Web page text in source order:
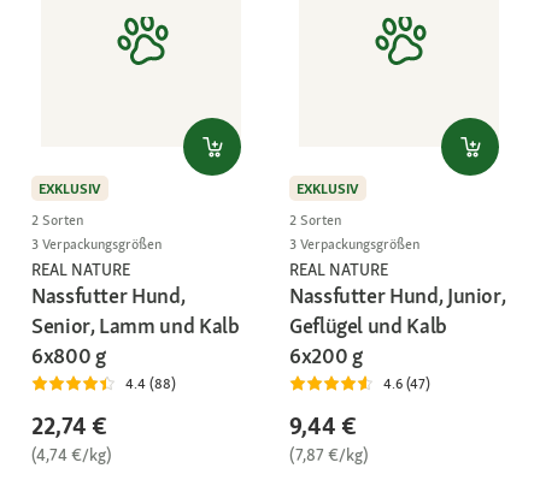
EXKLUSIV
2 Sorten
3 Verpackungsgrößen
REAL NATURE
Nassfutter Hund,
Senior, Lamm und Kalb
6x800 g
4.4 (88)
22,74 €
(4,74 €/kg)
EXKLUSIV
2 Sorten
3 Verpackungsgrößen
REAL NATURE
Nassfutter Hund, Junior,
Geflügel und Kalb
6x200 g
4.6 (47)
9,44 €
(7,87 €/kg)